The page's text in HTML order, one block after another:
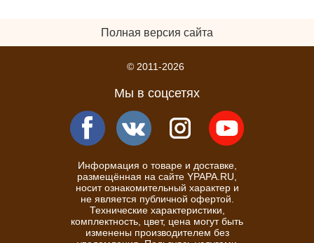
Полная версия сайта
© 2011-2026
Мы в соцсетях
Информация о товаре и доставке,
размещённая на сайте YPAPA.RU,
носит ознакомительный характер и
не является публичной офертой.
Технические характеристики,
комплектность, цвет, цена могут быть
изменены производителем без